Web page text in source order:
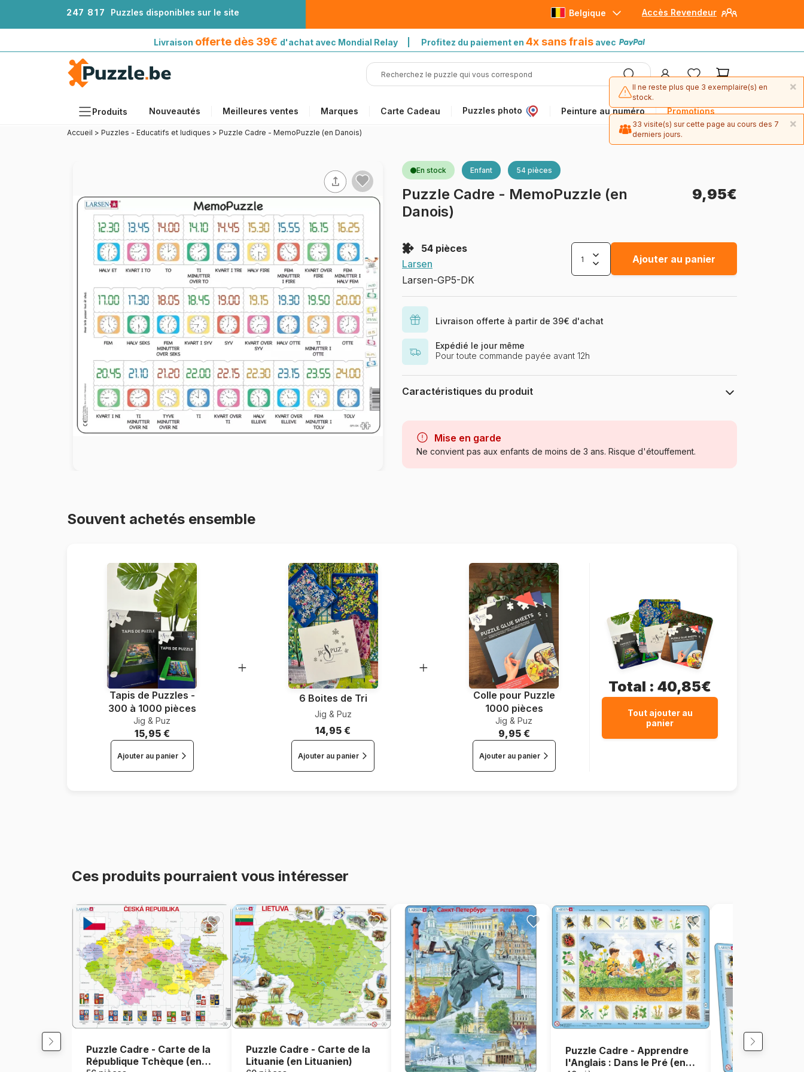
247 81 7 Puzzles disponibles sur le site Accès Revendeur
Belgique
Livraison offerte dès 39€ d'achat avec Mondial Relay | Profitez du paiement en 4x sans frais avec
Produits Nouveautés Meilleures ventes Marques Carte Cadeau Puzzles photo Peinture au numéro Promotions
Âges
Artistes
Accessoires
Puzzles en bois
Peinture au numéro
Accueil > Puzzles - Educatifs et ludiques > Puzzle Cadre - MemoPuzzle (en Danois)
En stock Enfant 54 pièces
Puzzle Cadre - MemoPuzzle (en
Danois)
9,95€
54 pièces
Larsen
Larsen-GP5-DK
Ajouter au panier
Livraison offerte à partir de 39€ d'achat
Expédié le jour même
Pour toute commande payée avant 12h
Caractéristiques du produit
Catégorie
Age à partir de 6 ans (50 à 100 pièces)
Mise en garde
Ne convient pas aux enfants de moins de 3 ans. Risque d'étouffement.
Souvent achetés ensemble
Tapis de Puzzles -
300 à 1000 pièces
Jig & Puz
15,95 €
Ajouter au panier
6 Boites de Tri
Jig & Puz
14,95 €
Ajouter au panier
Colle pour Puzzle
1000 pièces
Jig & Puz
9,95 €
Ajouter au panier
Total : 40,85€
Tout ajouter au
panier
Ces produits pourraient vous intéresser
Puzzle Cadre - Carte de la
République Tchèque (en
Puzzle Cadre - Carte de la
Lituanie (en Lituanien)
Puzzle Cadre - Apprendre
l'Anglais : Dans le Pré (en
×
Il ne reste plus que 3 exemplaire(s) en
stock.
×
33 visite(s) sur cette page au cours des 7
derniers jours.